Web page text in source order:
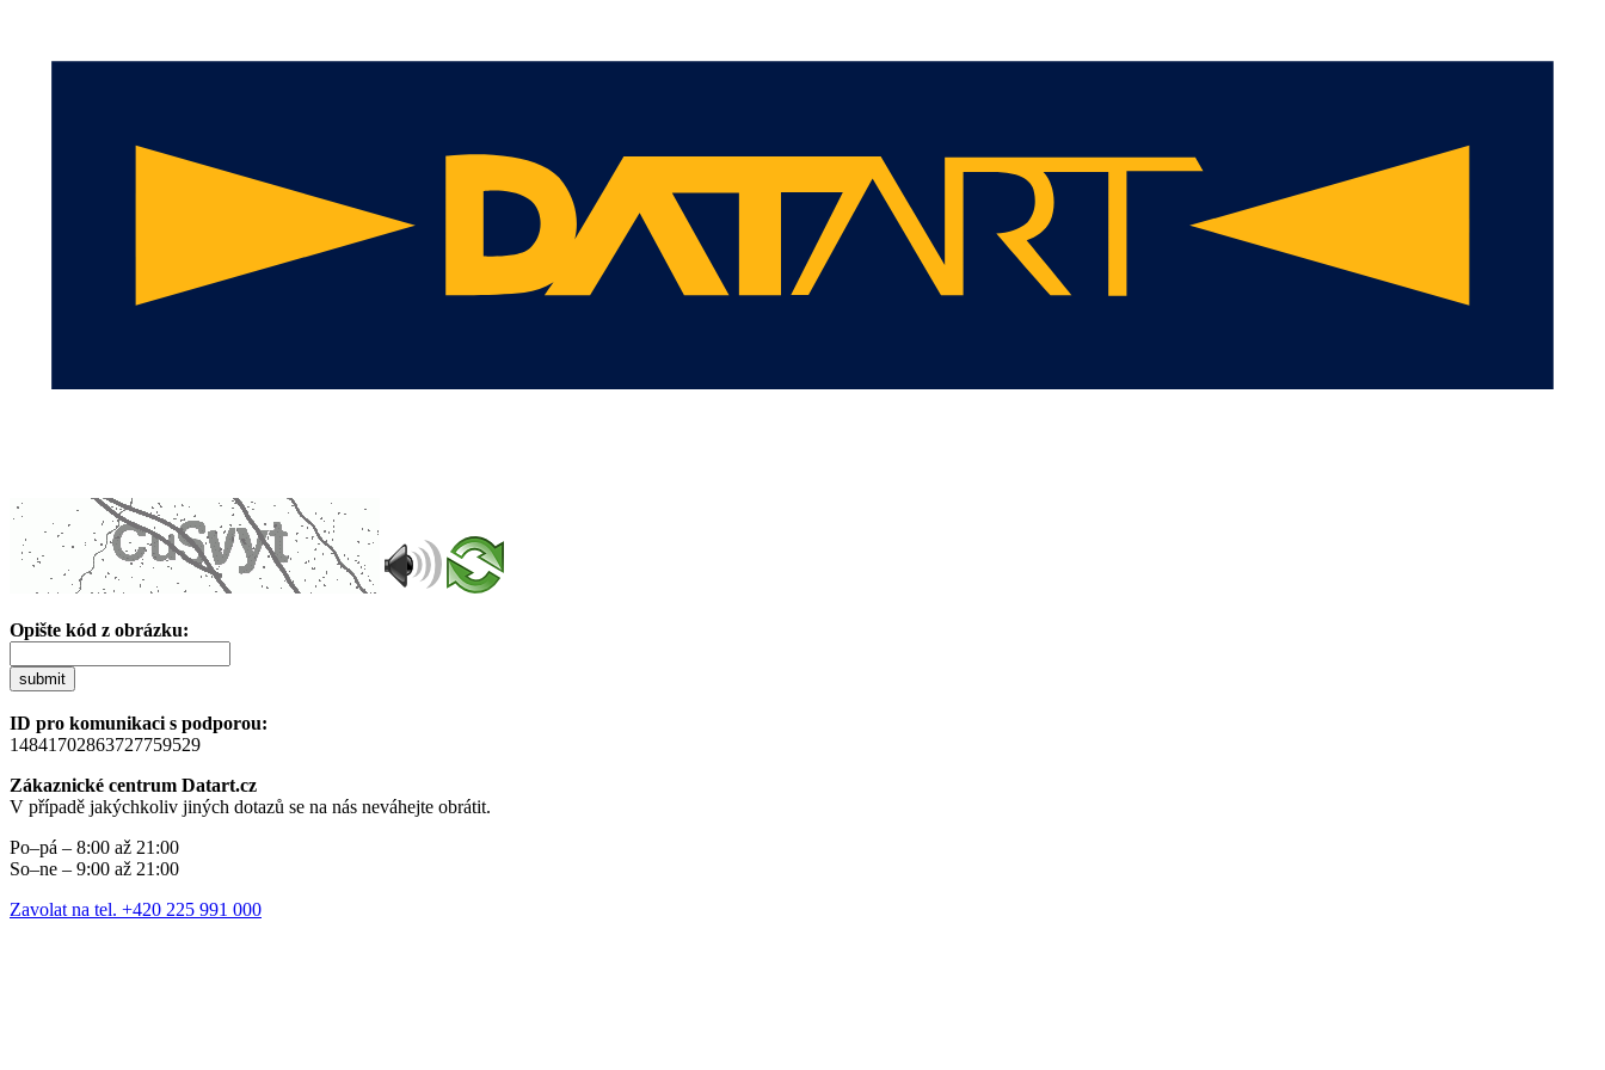
Opište kód z obrázku:
submit
ID pro komunikaci s podporou:
14841702863727759529
Zákaznické centrum Datart.cz
V případě jakýchkoliv jiných dotazů se na nás neváhejte obrátit.
Po–pá – 8:00 až 21:00
So–ne – 9:00 až 21:00
Zavolat na tel. +420 225 991 000